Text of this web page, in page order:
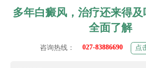
多年白癜风，治疗还来得及
全面了解
咨询热线： 027-83886690 点